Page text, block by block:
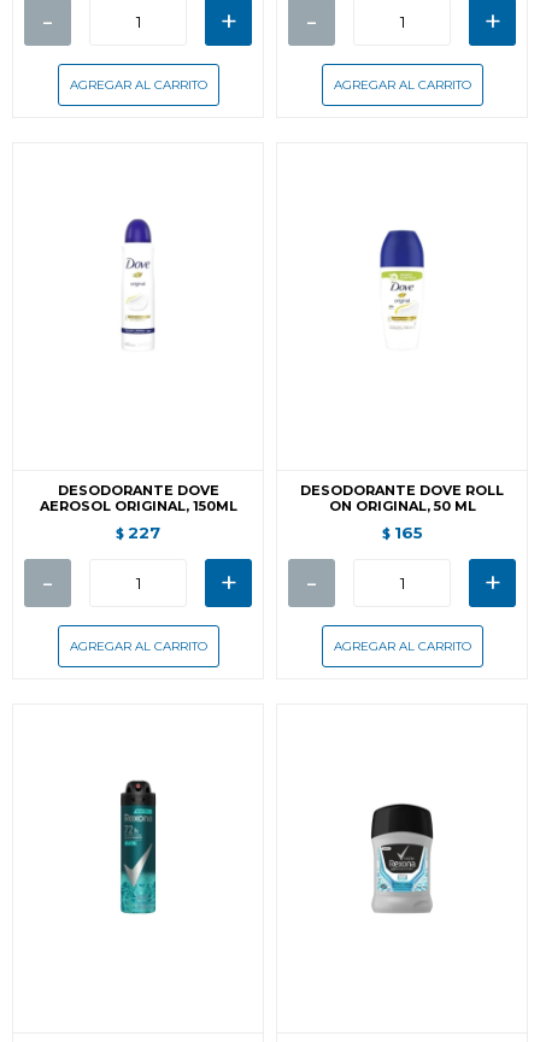
- + - +
DESODORANTE DOVE
AEROSOL ORIGINAL, 150ML
$ 227
- +
DESODORANTE DOVE ROLL
ON ORIGINAL, 50 ML
$ 165
- +